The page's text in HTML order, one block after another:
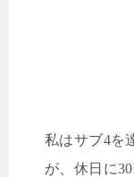
私はサブ4を
が、休日に